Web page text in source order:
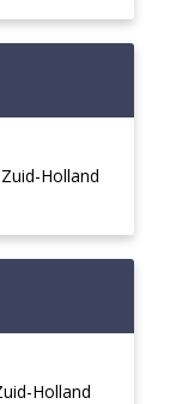
Holland
Holland